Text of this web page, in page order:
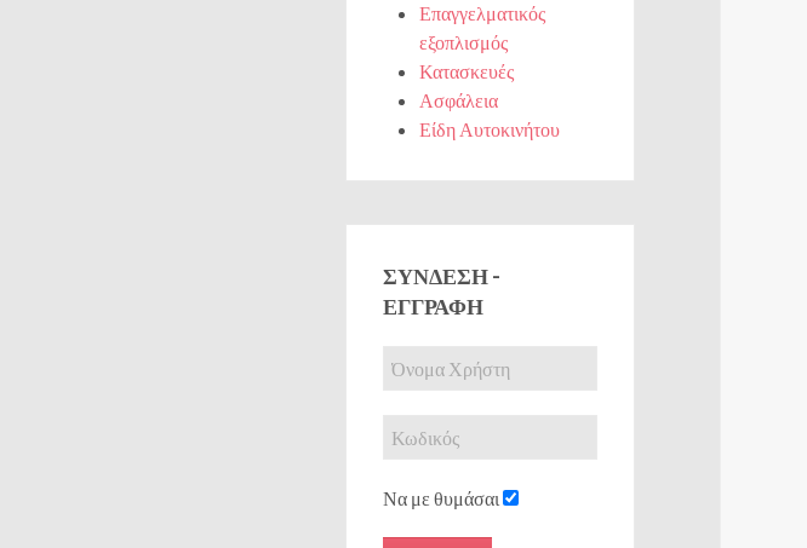
Επαγγελματικός
εξοπλισμός
Κατασκευές
Ασφάλεια
Είδη Αυτοκινήτου
ΣΎΝΔΕΣΗ -
ΕΓΓΡΑΦΉ
Να με θυμάσαι